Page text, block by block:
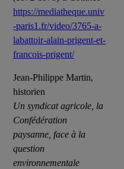
https://mediatheque.univ
-paris1.fr/video/3765-a-
labattoir-alain-prigent-et-
francois-prigent/
Jean-Philippe Martin,
historien
Un syndicat agricole, la
Confédération
paysanne, face à la
question
environnementale